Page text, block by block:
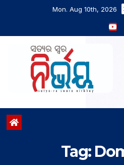
Mon. Aug 10th, 2026
Tag: